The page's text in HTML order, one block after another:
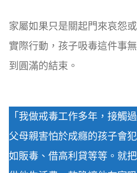
家屬如果只是關起門來哀怨
實際行動，孩子吸毒這件事
到圓滿的結束。
「我做戒毒工作多年，接觸
父母親害怕於成癮的孩子會
如販毒、借高利貸等等。就